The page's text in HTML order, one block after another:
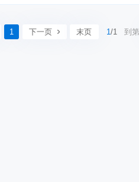
1 下一页 末页 1/1 到第